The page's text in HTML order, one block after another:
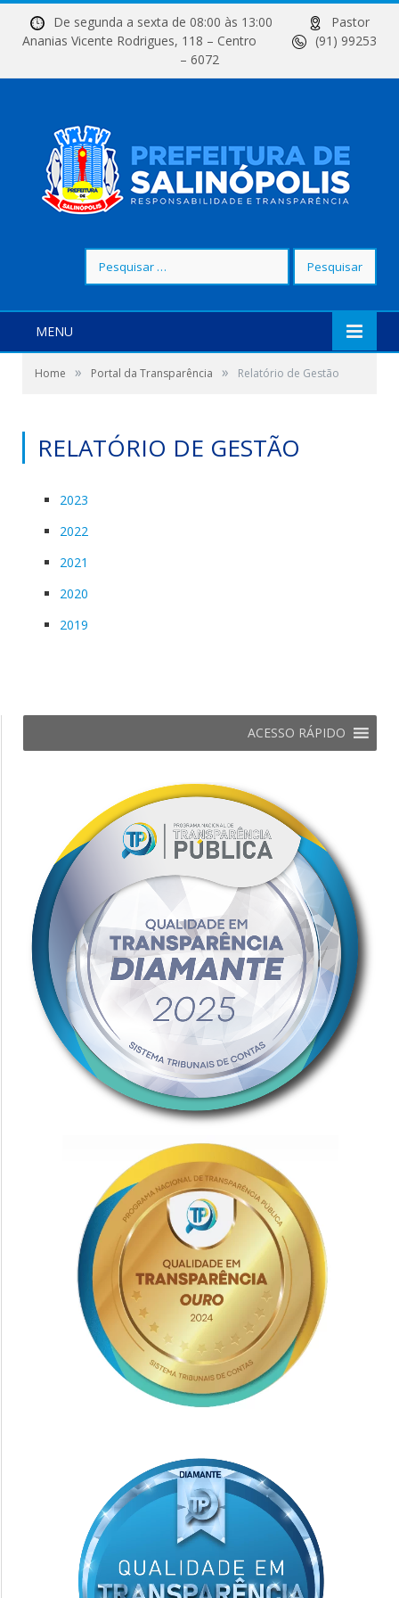
De segunda a sexta de 08:00 às 13:00
Pastor
Ananias Vicente Rodrigues, 118 – Centro
(91) 99253
– 6072
por:
MENU
Home » Portal da Transparência » Relatório de Gestão
RELATÓRIO DE GESTÃO
2023
2022
2021
2020
2019
ACESSO RÁPIDO